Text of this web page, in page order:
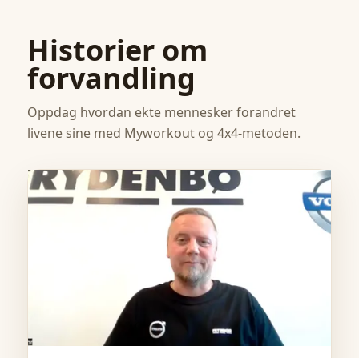
Historier om
forvandling
Oppdag hvordan ekte mennesker forandret
livene sine med Myworkout og 4x4-metoden.